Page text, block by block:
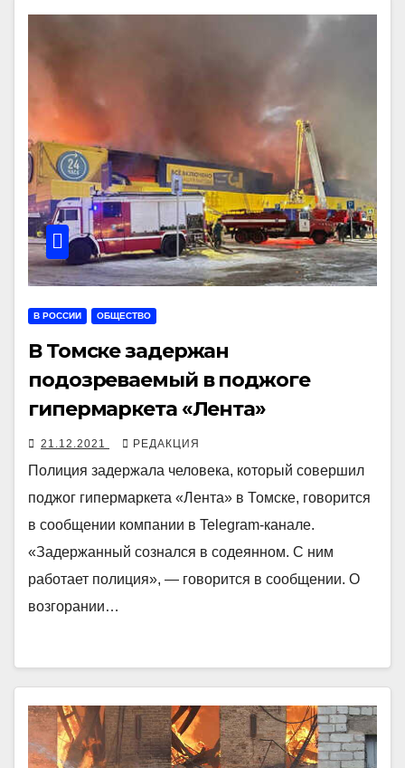
В РОССИИ ОБЩЕСТВО
В Томске задержан
подозреваемый в поджоге
гипермаркета «Лента»
21.12.2021 РЕДАКЦИЯ
Полиция задержала человека, который совершил
поджог гипермаркета «Лента» в Томске, говорится
в сообщении компании в Telegram-канале.
«Задержанный сознался в содеянном. С ним
работает полиция», — говорится в сообщении. О
возгорании…